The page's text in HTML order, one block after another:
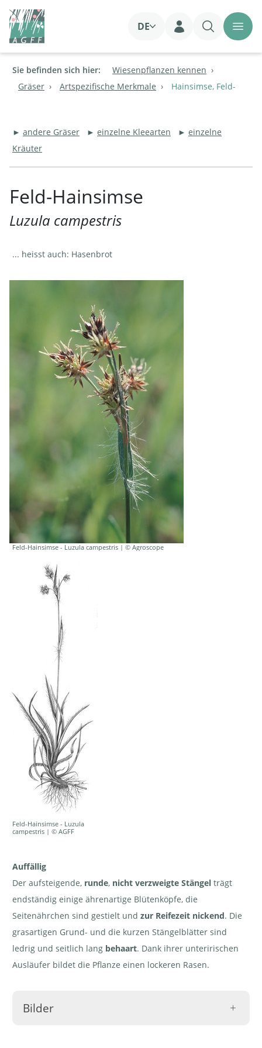
DE
Login
Sie befinden sich hier:
Wiesenpflanzen kennen
Gräser
Artspezifische Merkmale Hainsimse, Feld-
► andere Gräser ► einzelne Kleearten ► einzelne
Kräuter
Feld-Hainsimse
Luzula campestris
... heisst auch: Hasenbrot
Feld-Hainsimse - Luzula campestris | © Agroscope
Feld-Hainsimse - Luzula
campestris | © AGFF
Auffällig
Der aufsteigende, runde, nicht verzweigte Stängel trägt
endständig einige ährenartige Blütenköpfe, die
Seitenährchen sind gestielt und zur Reifezeit nickend. Die
grasartigen Grund- und die kurzen Stängelblätter sind
ledrig und seitlich lang behaart. Dank ihrer unteririschen
Ausläufer bildet die Pflanze einen lockeren Rasen.
Bilder